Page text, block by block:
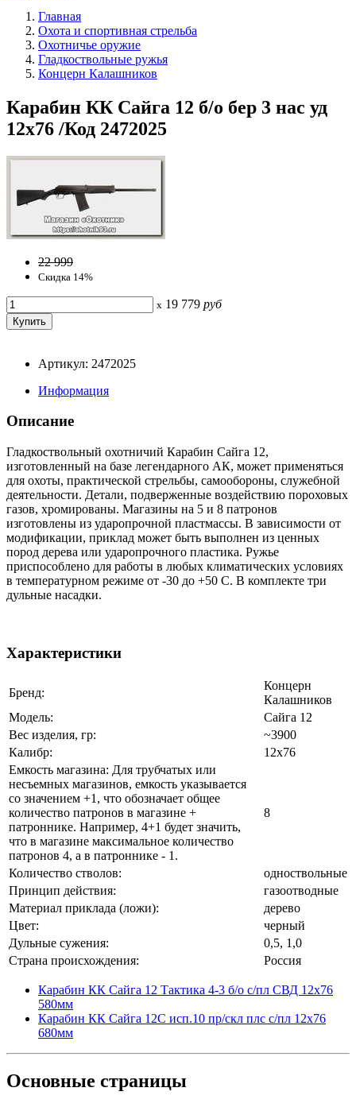
Главная
Охота и спортивная стрельба
Охотничье оружие
Гладкоствольные ружья
Концерн Калашников
Карабин КК Сайга 12 б/о бер 3 нас уд
12х76 /Код 2472025
22 999
Скидка 14%
x 19 779 руб
Артикул: 2472025
Информация
Описание
Гладкоствольный охотничий Карабин Сайга 12,
изготовленный на базе легендарного АК, может применяться
для охоты, практической стрельбы, самообороны, служебной
деятельности. Детали, подверженные воздействию пороховых
газов, хромированы. Магазины на 5 и 8 патронов
изготовлены из ударопрочной пластмассы. В зависимости от
модификации, приклад может быть выполнен из ценных
пород дерева или ударопрочного пластика. Ружье
приспособлено для работы в любых климатических условиях
в температурном режиме от -30 до +50 С. В комплекте три
дульные насадки.
Характеристики
Бренд:
Концерн
Калашников
Модель:
Сайга 12
Вес изделия, гр:
~3900
Калибр:
12x76
Емкость магазина: Для трубчатых или
несъемных магазинов, емкость указывается
со значением +1, что обозначает общее
количество патронов в магазине +
патроннике. Например, 4+1 будет значить,
что в магазине максимальное количество
патронов 4, а в патроннике - 1.
8
Количество стволов:
одноствольные
Принцип действия:
газоотводные
Материал приклада (ложи):
дерево
Цвет:
черный
Дульные сужения:
0,5, 1,0
Страна происхождения:
Россия
Карабин КК Сайга 12 Тактика 4-3 б/о с/пл СВД 12х76
580мм
Карабин КК Сайга 12С исп.10 пр/скл плс с/пл 12х76
680мм
Основные страницы